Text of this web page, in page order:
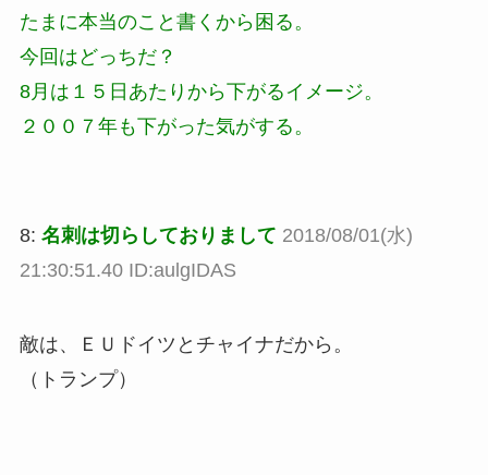
たまに本当のこと書くから困る。
今回はどっちだ？
8月は１５日あたりから下がるイメージ。
２００７年も下がった気がする。
8: 名刺は切らしておりまして 2018/08/01(水)
21:30:51.40 ID:aulgIDAS
敵は、ＥＵドイツとチャイナだから。
（トランプ）